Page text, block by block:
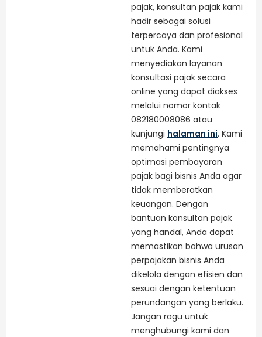
pajak, konsultan pajak kami
hadir sebagai solusi
terpercaya dan profesional
untuk Anda. Kami
menyediakan layanan
konsultasi pajak secara
online yang dapat diakses
melalui nomor kontak
082180008086 atau
kunjungi halaman ini. Kami
memahami pentingnya
optimasi pembayaran
pajak bagi bisnis Anda agar
tidak memberatkan
keuangan. Dengan
bantuan konsultan pajak
yang handal, Anda dapat
memastikan bahwa urusan
perpajakan bisnis Anda
dikelola dengan efisien dan
sesuai dengan ketentuan
perundangan yang berlaku.
Jangan ragu untuk
menghubungi kami dan